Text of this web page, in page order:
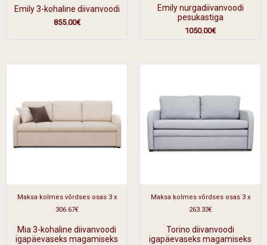
Emily 3-kohaline diivanvoodi
855.00€
Emily nurgadiivanvoodi
pesukastiga
1050.00€
Maksa kolmes võrdses osas 3 x
306.67€
Mia 3-kohaline diivanvoodi
igapäevaseks magamiseks
Maksa kolmes võrdses osas 3 x
263.33€
Torino diivanvoodi
igapäevaseks magamiseks